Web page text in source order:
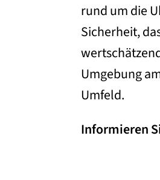
rund um die
Sicherheit,
Umgebung
Umfeld.
Informieren